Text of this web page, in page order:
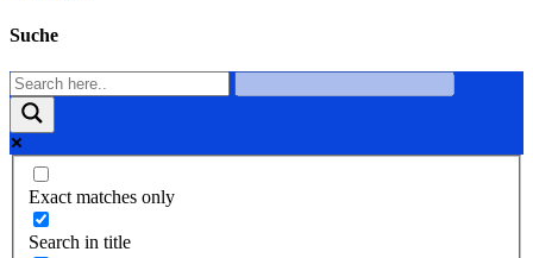
Suche
Exact matches only
Search in title